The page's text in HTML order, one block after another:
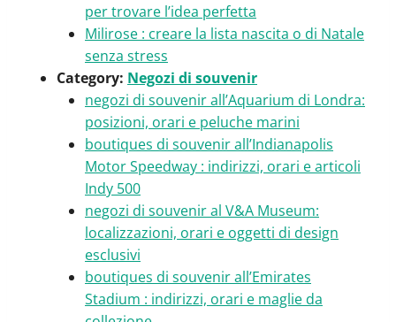
per trovare l’idea perfetta
Milirose : creare la lista nascita o di Natale
senza stress
Category: Negozi di souvenir
negozi di souvenir all’Aquarium di Londra:
posizioni, orari e peluche marini
boutiques di souvenir all’Indianapolis
Motor Speedway : indirizzi, orari e articoli
Indy 500
negozi di souvenir al V&A Museum:
localizzazioni, orari e oggetti di design
esclusivi
boutiques di souvenir all’Emirates
Stadium : indirizzi, orari e maglie da